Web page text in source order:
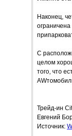
Наконец,
С
целом
того, что
Трейд-ин
Евгений
Источник: